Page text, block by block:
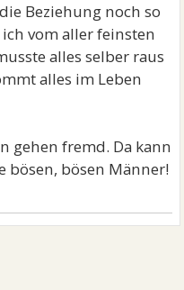
Beziehung noch so
vom aller feinsten
alles selber raus
alles im Leben
gehen fremd. Da kann
bösen, bösen Männer!